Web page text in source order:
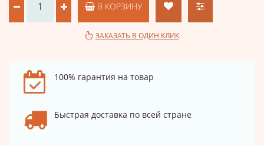
В КОРЗИНУ
ЗАКАЗАТЬ В ОДИН КЛИК
100% гарантия на товар
Быстрая доставка по всей стране